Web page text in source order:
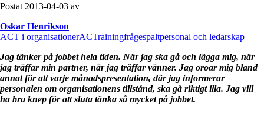
Postat 2013-04-03 av
Oskar Henrikson
ACT i organisationerACTrainingfrågespaltpersonal och ledarskap
Jag tänker på jobbet hela tiden. När jag ska gå och lägga mig, när
jag träffar min partner, när jag träffar vänner. Jag oroar mig bland
annat för att varje månadspresentation, där jag informerar
personalen om organisationens tillstånd, ska gå riktigt illa. Jag vill
ha bra knep för att sluta tänka så mycket på jobbet.